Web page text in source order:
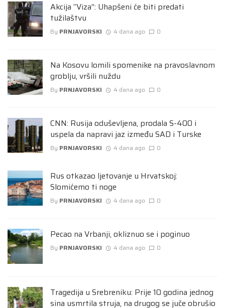
Akcija “Viza”: Uhapšeni će biti predati
tužilaštvu
By PRNJAVORSKI 4 dana ago 0
Na Kosovu lomili spomenike na pravoslavnom
groblju, vršili nuždu
By PRNJAVORSKI 4 dana ago 0
CNN: Rusija oduševljena, prodala S-400 i
uspela da napravi jaz između SAD i Turske
By PRNJAVORSKI 4 dana ago 0
Rus otkazao ljetovanje u Hrvatskoj:
Slomićemo ti noge
By PRNJAVORSKI 4 dana ago 0
Pecao na Vrbanji, okliznuo se i poginuo
By PRNJAVORSKI 4 dana ago 0
Tragedija u Srebreniku: Prije 10 godina jednog
sina usmrtila struja, na drugog se juče obrušio